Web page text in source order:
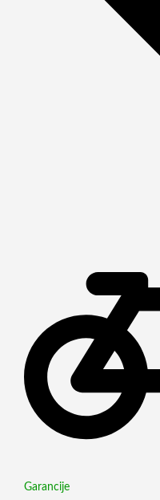
Garancije